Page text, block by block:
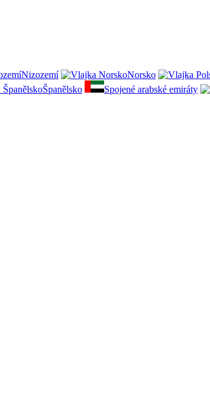
Nizozemí Norsko
Španělsko Spojené arabské emiráty